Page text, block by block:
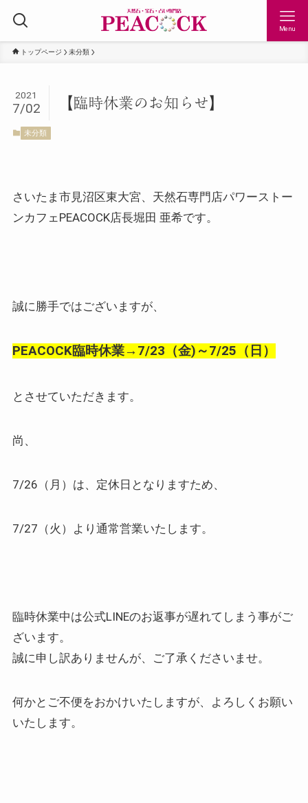
Menu
トップページ 未分類
【臨時休業のお知らせ】
2021
7/02
未分類
さいたま市見沼区東大宮、天然石専門店パワーストー
ンカフェPEACOCK店長堀田 亜希です。
誠に勝手ではございますが、
PEACOCK臨時休業→7/23（金)～7/25（日）
とさせていただきます。
尚、
7/26（月）は、定休日となりますため、
7/27（火）より通常営業いたします。
臨時休業中は公式LINEのお返事が遅れてしまう事がご
ざいます。
誠に申し訳ありませんが、ご了承くださいませ。
何かとご不便をおかけいたしますが、よろしくお願い
いたします。